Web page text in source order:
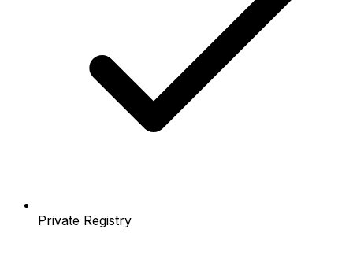
Private Registry